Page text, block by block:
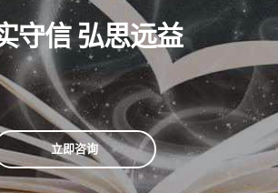
守信 弘思远益
立即咨询